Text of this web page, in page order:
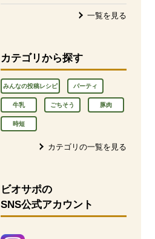
一覧を見る
カテゴリから探す
みんなの投稿レシピ パーティ
牛乳 ごちそう 豚肉
時短
カテゴリの一覧を見る
ビオサポの
SNS公式アカウント